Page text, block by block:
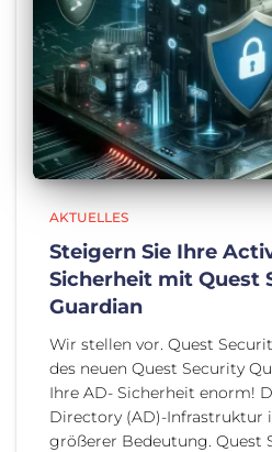
AKTUELLES
Steigern Sie Ihre
Sicherheit mit Quest
Guardian
Wir stellen vor. Quest
des neuen Quest Security
Ihre AD- Sicherheit enorm!
Directory (AD)-Infrastruktur
größerer Bedeutung. Quest